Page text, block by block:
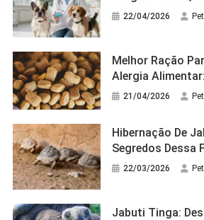
22/04/2026
Melhor Ração
Alergia
21/04/2026
Hibernação De
Segredos Dessa
22/03/2026
Jabuti Tinga: